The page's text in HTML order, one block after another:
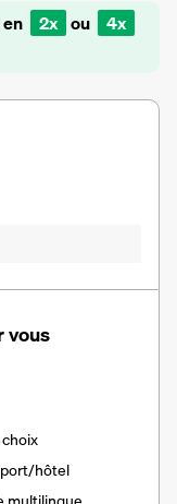
2x ou 4x
vous
hôtel